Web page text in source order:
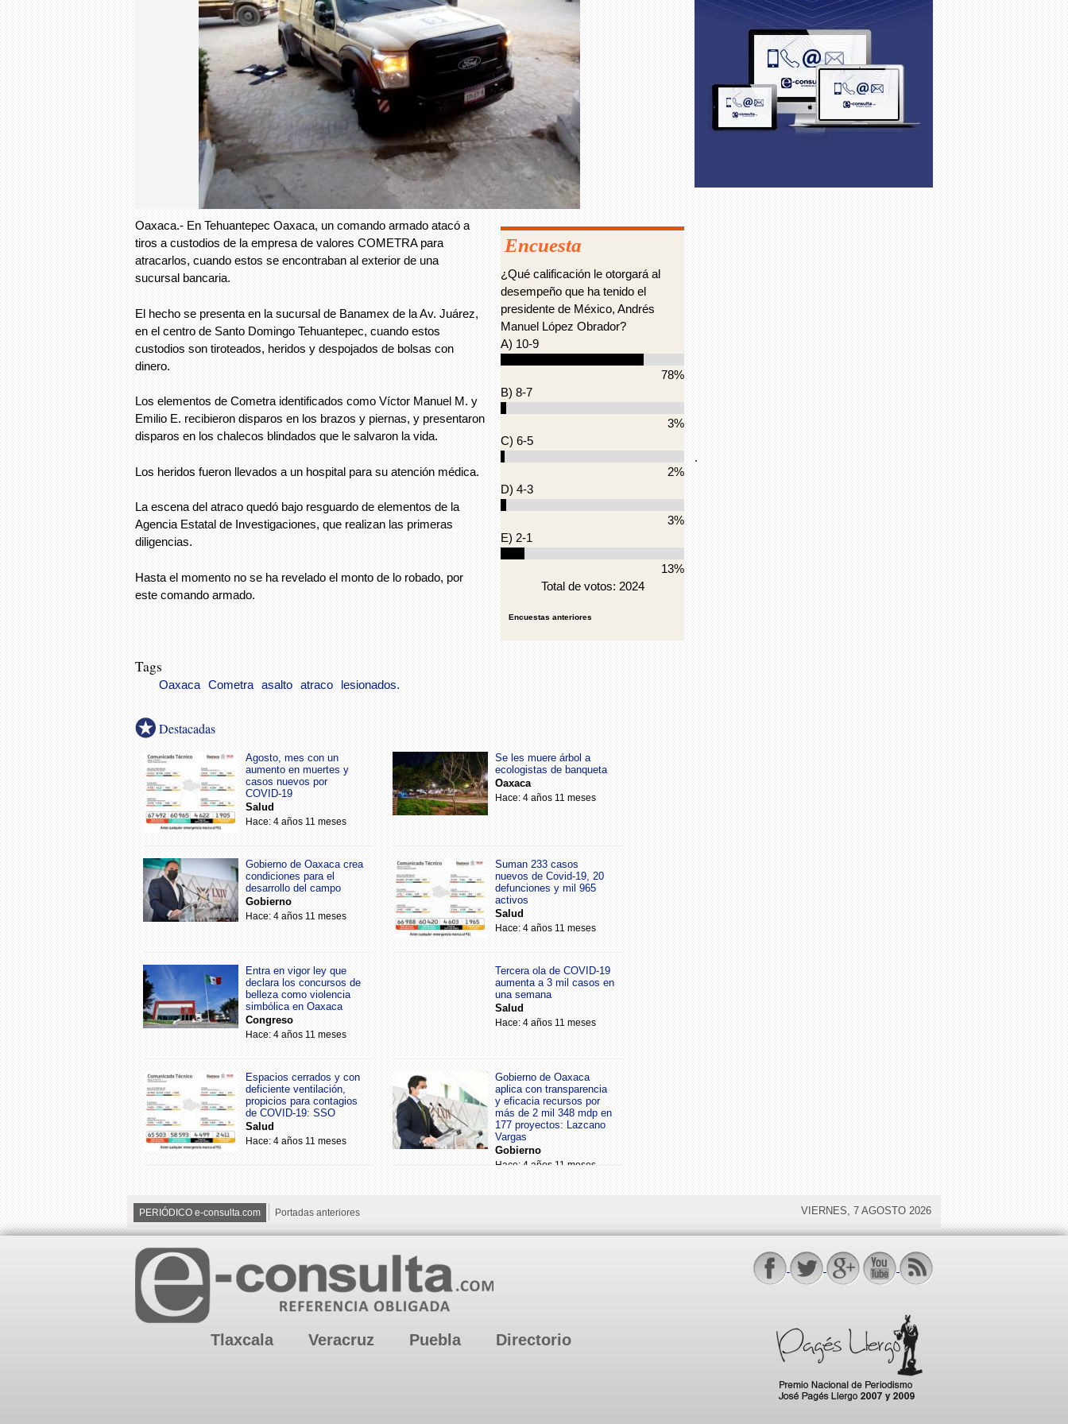
Oaxaca.- En Tehuantepec Oaxaca, un comando armado atacó a
tiros a custodios de la empresa de valores COMETRA para
atracarlos, cuando estos se encontraban al exterior de una
sucursal bancaria.
El hecho se presenta en la sucursal de Banamex de la Av. Juárez,
en el centro de Santo Domingo Tehuantepec, cuando estos
custodios son tiroteados, heridos y despojados de bolsas con
dinero.
Los elementos de Cometra identificados como Víctor Manuel M. y
Emilio E. recibieron disparos en los brazos y piernas, y presentaron
disparos en los chalecos blindados que le salvaron la vida.
Los heridos fueron llevados a un hospital para su atención médica.
La escena del atraco quedó bajo resguardo de elementos de la
Agencia Estatal de Investigaciones, que realizan las primeras
diligencias.
Hasta el momento no se ha revelado el monto de lo robado, por
este comando armado.
Encuesta
¿Qué calificación le otorgará al
desempeño que ha tenido el
presidente de México, Andrés
Manuel López Obrador?
A) 10-9
78%
B) 8-7
3%
C) 6-5
2%
D) 4-3
3%
E) 2-1
13%
Total de votos: 2024
Encuestas anteriores
Tags
Oaxaca Cometra asalto atraco lesionados.
Destacadas
Agosto, mes con un
aumento en muertes y
casos nuevos por
COVID-19
Salud
Hace: 4 años 11 meses
Se les muere árbol a
ecologistas de banqueta
Oaxaca
Hace: 4 años 11 meses
Gobierno de Oaxaca crea
condiciones para el
desarrollo del campo
Gobierno
Hace: 4 años 11 meses
Suman 233 casos
nuevos de Covid-19, 20
defunciones y mil 965
activos
Salud
Hace: 4 años 11 meses
Entra en vigor ley que
declara los concursos de
belleza como violencia
simbólica en Oaxaca
Congreso
Hace: 4 años 11 meses
Tercera ola de COVID-19
aumenta a 3 mil casos en
una semana
Salud
Hace: 4 años 11 meses
Espacios cerrados y con
deficiente ventilación,
propicios para contagios
de COVID-19: SSO
Salud
Hace: 4 años 11 meses
Gobierno de Oaxaca
aplica con transparencia
y eficacia recursos por
más de 2 mil 348 mdp en
177 proyectos: Lazcano
Vargas
Gobierno
Hace: 4 años 11 meses
.
PERIÓDICO e-consulta.com Portadas anteriores VIERNES, 7 AGOSTO 2026
Tlaxcala Veracruz Puebla Directorio